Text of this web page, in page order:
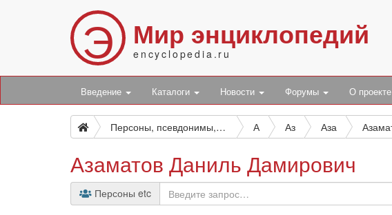
Э Мир энциклопедий
encyclopedia.ru
Введение Каталоги Новости Форумы О проекте
Персоны, псевдонимы, персонажи и боты А Аз Аза
Азаматов Даниль Дамирович
Персоны etc